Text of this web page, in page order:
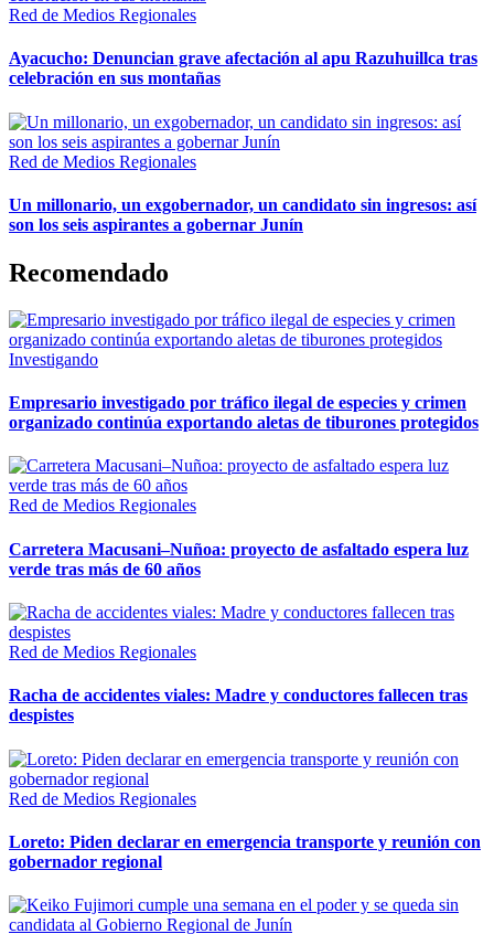
Red de Medios Regionales
Ayacucho: Denuncian grave afectación al apu Razuhuillca tras
celebración en sus montañas
Red de Medios Regionales
Un millonario, un exgobernador, un candidato sin ingresos: así
son los seis aspirantes a gobernar Junín
Recomendado
Investigando
Empresario investigado por tráfico ilegal de especies y crimen
organizado continúa exportando aletas de tiburones protegidos
Red de Medios Regionales
Carretera Macusani–Nuñoa: proyecto de asfaltado espera luz
verde tras más de 60 años
Red de Medios Regionales
Racha de accidentes viales: Madre y conductores fallecen tras
despistes
Red de Medios Regionales
Loreto: Piden declarar en emergencia transporte y reunión con
gobernador regional